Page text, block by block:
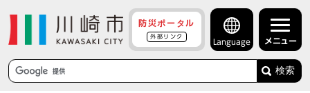
防災ポータル
外部リンク
Language メニュー
検索